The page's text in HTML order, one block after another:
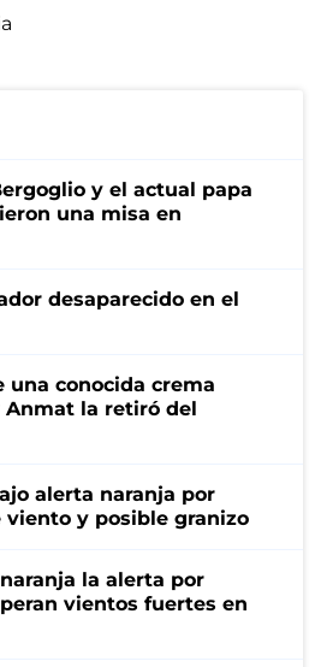
y el actual papa
una misa en
desaparecido en el
una conocida crema
la retiró del
alerta naranja por
viento y posible granizo
la alerta por
vientos fuertes en